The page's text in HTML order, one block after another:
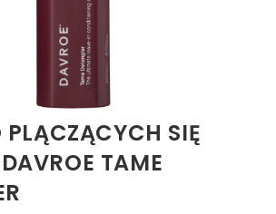
PLĄCZĄCYCH SIĘ
TAME